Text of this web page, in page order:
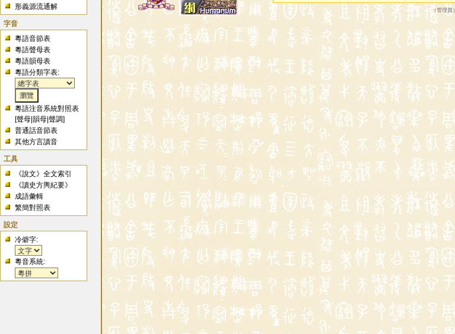
形義源流通解
字音
粵語音節表
粵語聲母表
粵語韻母表
粵語分類字表:
粵語注音系統對照表
[聲母 |韻母 |聲調]
普通話音節表
其他方言讀音
工具
《說文》全文索引
《讀史方輿紀要》
成語彙輯
繁簡對照表
設定
冷僻字:
粵音系統:
（管理員 ）